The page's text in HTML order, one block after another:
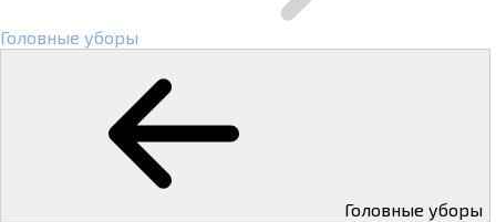
Головные уборы
Головные уборы